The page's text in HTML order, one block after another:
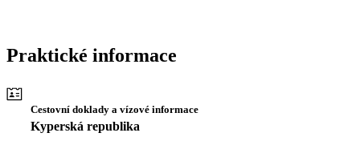
Praktické informace
Cestovní doklady a vízové informace
Kyperská republika